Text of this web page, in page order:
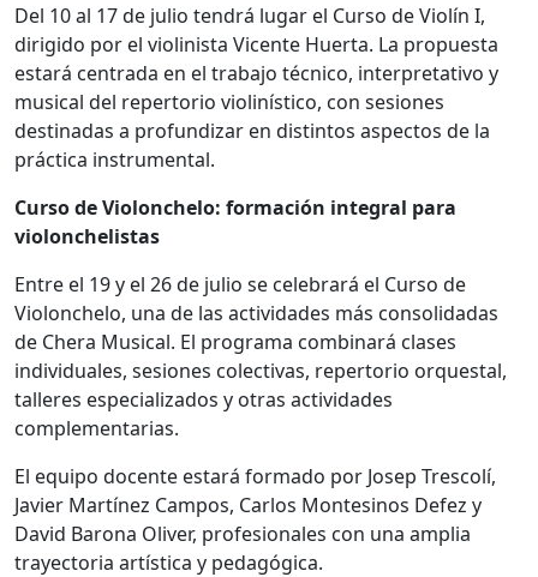
Del 10 al 17 de julio tendrá lugar el Curso de Violín I,
dirigido por el violinista Vicente Huerta. La propuesta
estará centrada en el trabajo técnico, interpretativo y
musical del repertorio violinístico, con sesiones
destinadas a profundizar en distintos aspectos de la
práctica instrumental.
Curso de Violonchelo: formación integral para
violonchelistas
Entre el 19 y el 26 de julio se celebrará el Curso de
Violonchelo, una de las actividades más consolidadas
de Chera Musical. El programa combinará clases
individuales, sesiones colectivas, repertorio orquestal,
talleres especializados y otras actividades
complementarias.
El equipo docente estará formado por Josep Trescolí,
Javier Martínez Campos, Carlos Montesinos Defez y
David Barona Oliver, profesionales con una amplia
trayectoria artística y pedagógica.